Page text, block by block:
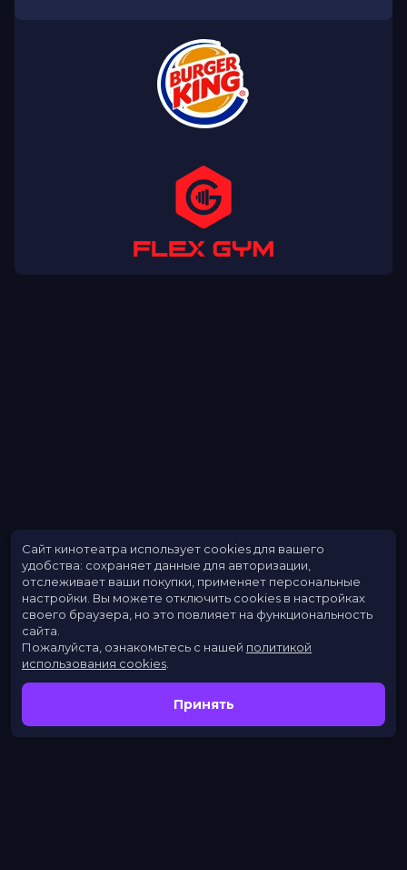
Сайт кинотеатра использует cookies для вашего
удобства: сохраняет данные для авторизации,
отслеживает ваши покупки, применяет персональные
настройки. Вы можете отключить cookies в настройках
своего браузера, но это повлияет на функциональность
сайта.
Пожалуйста, ознакомьтесь с нашей политикой
использования cookies
Принять